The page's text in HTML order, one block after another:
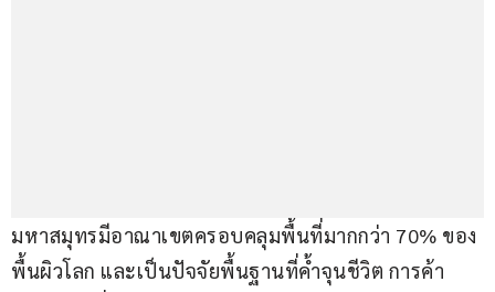
มหาสมุทรมีอาณาเขตครอบคลุมพื้นที่มากกว่า 70% ของ
พื้นผิวโลก และเป็นปัจจัยพื้นฐานที่ค้ำจุนชีวิต การค้า